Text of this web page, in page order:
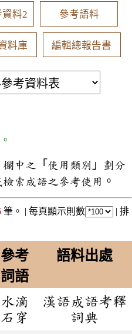
料2 參考語料
料庫 編輯總報告書
中之「使用類別」劃分
索成語之參考使用。
筆。 | 每頁顯示則數 | 排
參考
詞語
語料出處
水滴
石穿
漢語成語考釋
詞典